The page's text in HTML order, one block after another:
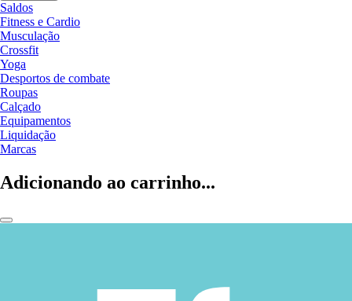
Saldos
Fitness e Cardio
Musculação
Crossfit
Yoga
Desportos de combate
Roupas
Calçado
Equipamentos
Liquidação
Marcas
Adicionando ao carrinho...